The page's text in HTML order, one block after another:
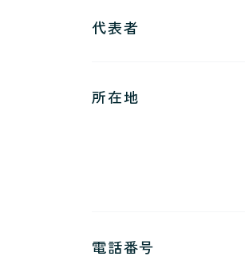
代表者
所在地
電話番号